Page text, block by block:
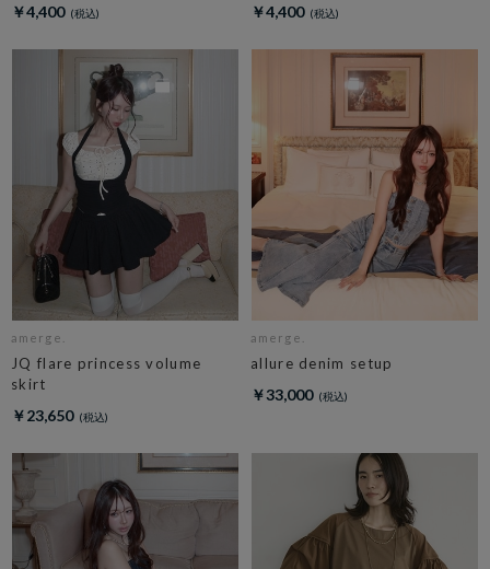
￥4,400 ￥4,400
amerge.
JQ flare princess volume
skirt
￥23,650
amerge.
allure denim setup
￥33,000